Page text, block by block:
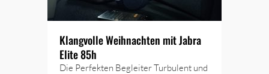
Klangvolle Weihnachten mit Jabra
Elite 85h
Die Perfekten Begleiter Turbulent und